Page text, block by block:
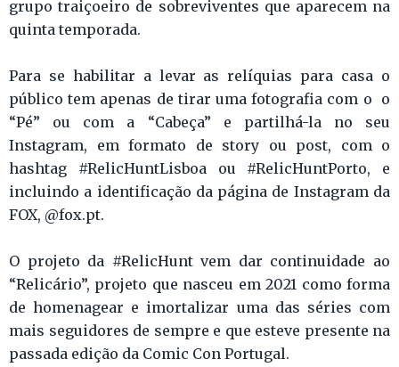
grupo traiçoeiro de sobreviventes que aparecem na
quinta temporada.
Para se habilitar a levar as relíquias para casa o
público tem apenas de tirar uma fotografia com o o
“Pé” ou com a “Cabeça” e partilhá-la no seu
Instagram, em formato de story ou post, com o
hashtag #RelicHuntLisboa ou #RelicHuntPorto, e
incluindo a identificação da página de Instagram da
FOX, @fox.pt.
O projeto da #RelicHunt vem dar continuidade ao
“Relicário”, projeto que nasceu em 2021 como forma
de homenagear e imortalizar uma das séries com
mais seguidores de sempre e que esteve presente na
passada edição da Comic Con Portugal.